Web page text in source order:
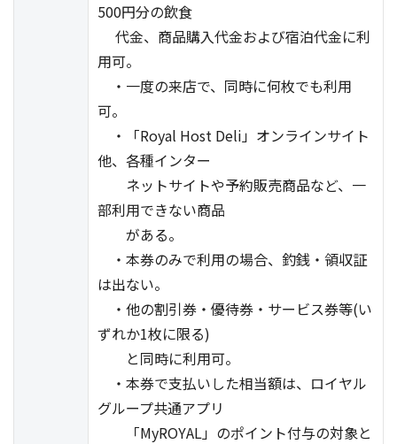
500円分の飲食
代金、商品購入代金および宿泊代金に利
用可。
・一度の来店で、同時に何枚でも利用
可。
・「Royal Host Deli」オンラインサイト
他、各種インター
ネットサイトや予約販売商品など、一
部利用できない商品
がある。
・本券のみで利用の場合、釣銭・領収証
は出ない。
・他の割引券・優待券・サービス券等(い
ずれか1枚に限る)
と同時に利用可。
・本券で支払いした相当額は、ロイヤル
グループ共通アプリ
「MyROYAL」のポイント付与の対象と